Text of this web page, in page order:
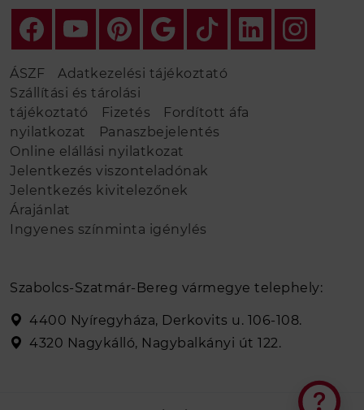
ÁSZF
Adatkezelési tájékoztató
Szállítási és tárolási
tájékoztató
Fizetés
Fordított áfa
nyilatkozat
Panaszbejelentés
Online elállási nyilatkozat
Jelentkezés viszonteladónak
Jelentkezés kivitelezőnek
Árajánlat
Ingyenes színminta igénylés
Szabolcs-Szatmár-Bereg vármegye telephely:
4400 Nyíregyháza, Derkovits u. 106-108.
4320 Nagykálló, Nagybalkányi út 122.